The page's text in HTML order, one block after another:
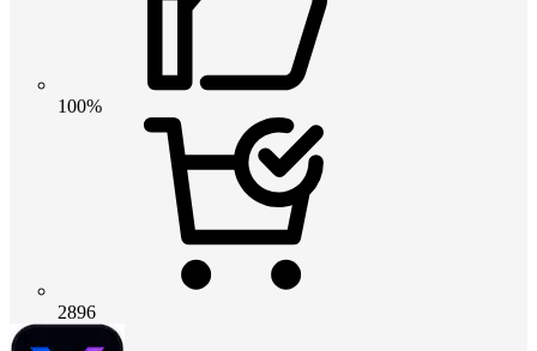
100%
2896